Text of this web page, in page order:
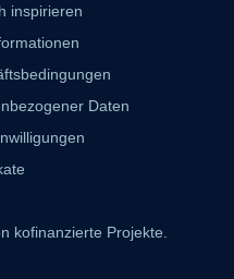
inspirieren
Daten
kofinanzierte Projekte.